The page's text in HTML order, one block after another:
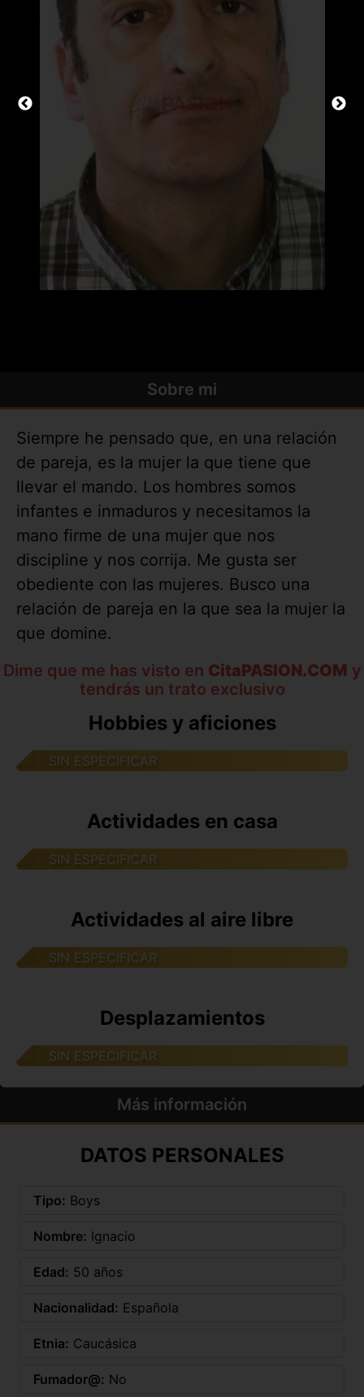
Sobre mi
Siempre he pensado que, en una relación
de pareja, es la mujer la que tiene que
llevar el mando. Los hombres somos
infantes e inmaduros y necesitamos la
mano firme de una mujer que nos
discipline y nos corrija. Me gusta ser
obediente con las mujeres. Busco una
relación de pareja en la que sea la mujer la
que domine.
Dime que me has visto en CitaPASION.COM y
tendrás un trato exclusivo
Hobbies y aficiones
SIN ESPECIFICAR
Actividades en casa
SIN ESPECIFICAR
Actividades al aire libre
SIN ESPECIFICAR
Desplazamientos
SIN ESPECIFICAR
Más información
DATOS PERSONALES
Tipo: Boys
Nombre: Ignacio
Edad: 50 años
Nacionalidad: Española
Etnia: Caucásica
Fumador@: No